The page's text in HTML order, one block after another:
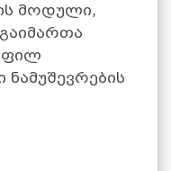
მოდული,